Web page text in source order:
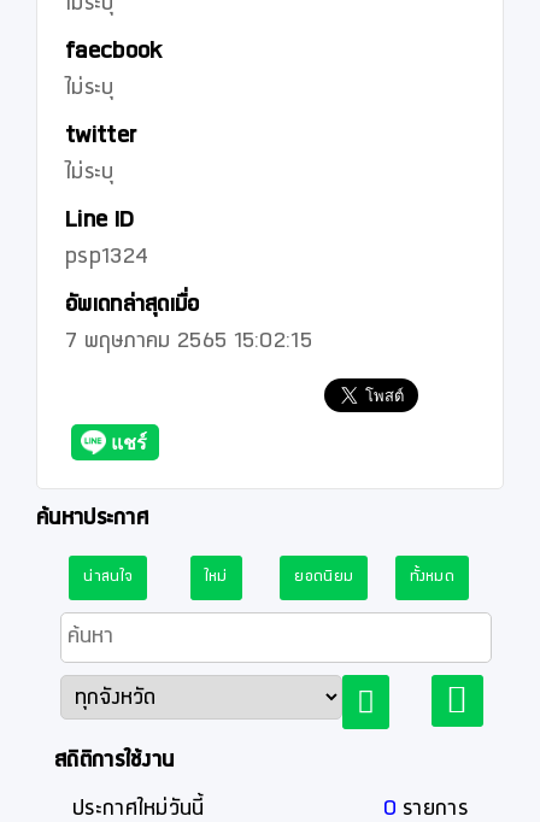
faecbook
ไม่ระบุ
twitter
ไม่ระบุ
Line ID
psp1324
อัพเดทล่าสุดเมื่อ
7 พฤษภาคม 2565 15:02:15
ค้นหาประกาศ
น่าสนใจ ใหม่ ยอดนิยม ทั้งหมด
สถิติการใช้งาน
ประกาศใหม่วันนี้ 0 รายการ